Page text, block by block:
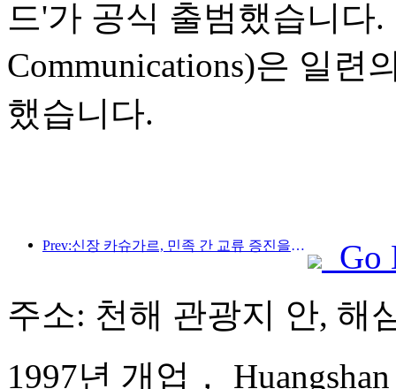
드'가 공식 출범했습니다
Communications)은 일련
했습니다.
Prev:신장 카슈가르, 민족 간 교류 증진을 위한 관광 홍보 행사 개최
Go
주소: 천해 관광지 안, 해
1997년 개업，